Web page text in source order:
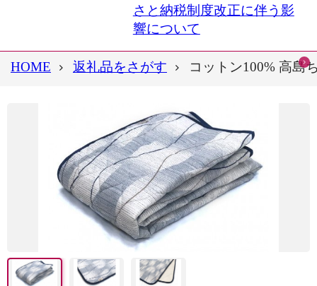
さと納税制度改正に伴う影
響について
HOME 返礼品をさがす コットン100% 高島